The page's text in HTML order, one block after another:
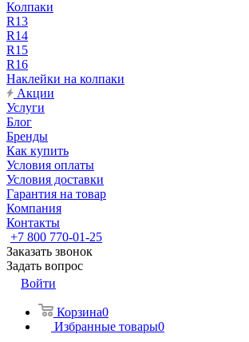
Колпаки
R13
R14
R15
R16
Наклейки на колпаки
Акции
Услуги
Блог
Бренды
Как купить
Условия оплаты
Условия доставки
Гарантия на товар
Компания
Контакты
+7 800 770-01-25
Заказать звонок
Задать вопрос
Войти
Корзина0
Избранные товары0